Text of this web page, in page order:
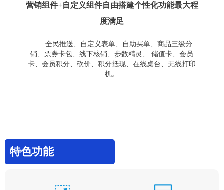
营销组件+自定义组件自由搭建个性化功能最大程
度满足
全民推送、自定义表单、自助买单、商品三级分
销、票券卡包、线下核销、步数精灵、 储值卡、会员
卡、会员积分、砍价、积分抵现、在线桌台、无线打印
机。
特色功能